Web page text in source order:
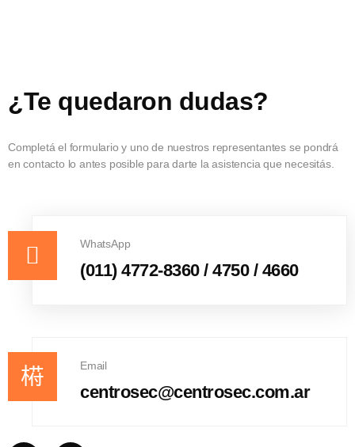
¿Te quedaron dudas?
Completá el formulario y uno de nuestros representantes se pondrá
en contacto lo antes posible para darte la asistencia que necesitás.
WhatsApp
(011) 4772-8360 / 4750 / 4660
Email
centrosec@centrosec.com.ar